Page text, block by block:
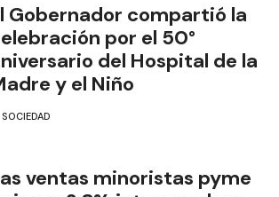
Gobernador compartió la
por el 50°
del Hospital de la
y el Niño
SOCIEDAD
ventas minoristas pyme